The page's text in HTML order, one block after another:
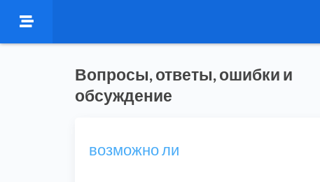
Вопросы, ответы, ошибки и
обсуждение
возможно ли